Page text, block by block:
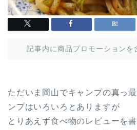
記事内に商品プロモーションを
ただいま岡山でキャンプの真っ
ンプはいろいろとありますが
とりあえず食べ物のレビューを